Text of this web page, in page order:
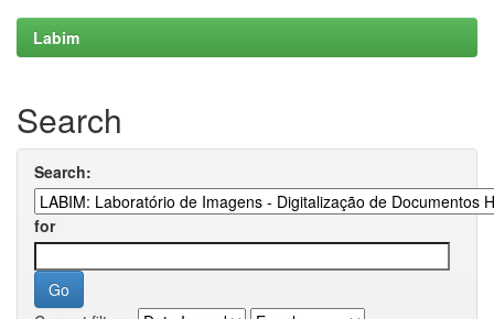
Labim
Search
Search:
for